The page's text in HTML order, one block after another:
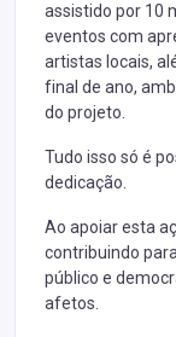
assistido por 10
eventos com
artistas locais,
final de ano,
do projeto.
Tudo isso só é
dedicação.
Ao apoiar esta
contribuindo
público e
afetos.